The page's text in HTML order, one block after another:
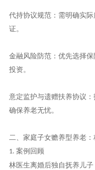
代持协议规范：需明确实
证。
金融风险防范：优先选择
投资。
意定监护与遗赠扶养协议
确保养老无忧。
二、家庭子女赡养型养老
1. 案例回顾
林医生离婚后独自抚养儿